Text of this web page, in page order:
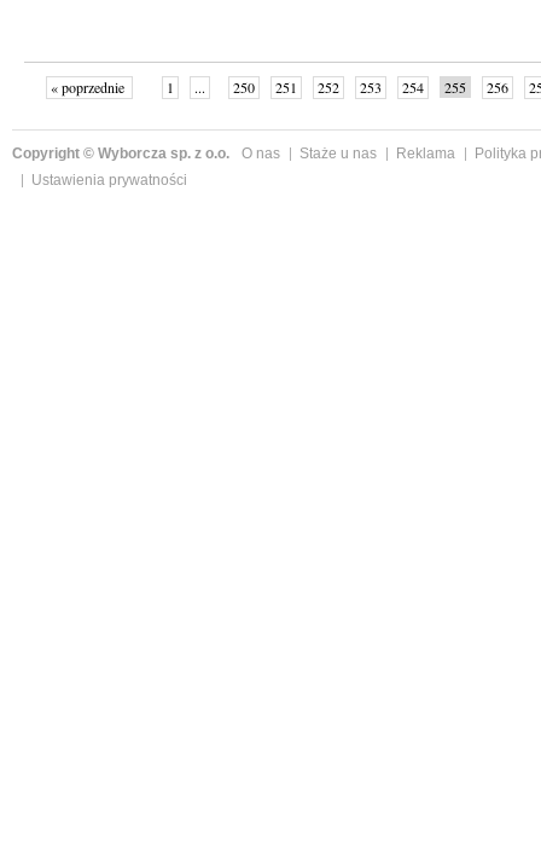
« poprzednie 1 ... 250 251 252 253 254 255 256
Copyright © Wyborcza sp. z o.o. O nas Staże u nas Reklama
Polityka
Ustawienia prywatności